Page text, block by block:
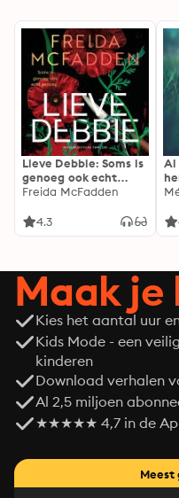
Lieve Debbie: Soms is
genoeg ook echt
genoeg...
Freida McFadden
4.3
Al
Maak je
Kies het aantal uur
Kids Mode - een
kinderen
Download verhalen
Al 2,5 miljoen
★★★★★ 4,7 in de
Meest